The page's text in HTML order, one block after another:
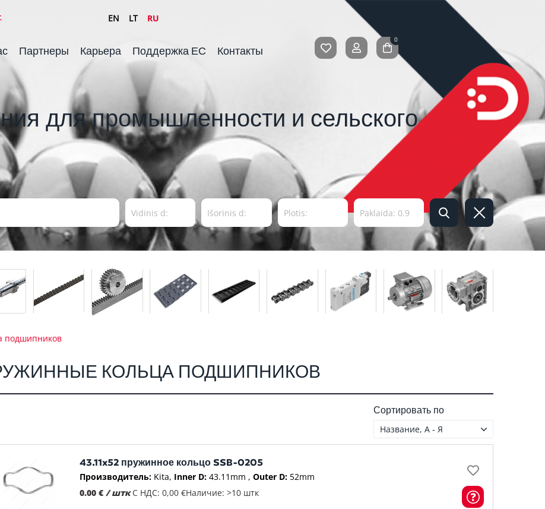
EN LT RU
Партнеры Карьера Поддержка ЕС Контакты
0
для промышленности и сельского
подшипников
КОЛЬЦА ПОДШИПНИКОВ
Сортировать по
Название, А - Я
43.11x52 пружинное кольцо SSB-0205
Производитель: Kita Inner D: 43.11mm Outer D: 52mm
0.00 € / штк С НДС: 0,00 €Наличие: >10 штк